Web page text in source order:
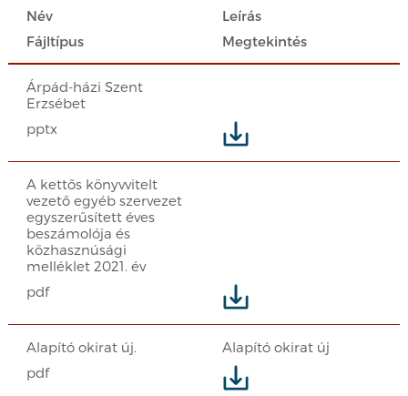
Név
Leírás
Fájltípus
Megtekintés
Árpád-házi Szent
Erzsébet
pptx
A kettős könyvvitelt
vezető egyéb szervezet
egyszerűsített éves
beszámolója és
közhasznúsági
melléklet 2021. év
pdf
Alapító okirat új.
Alapító okirat új
pdf